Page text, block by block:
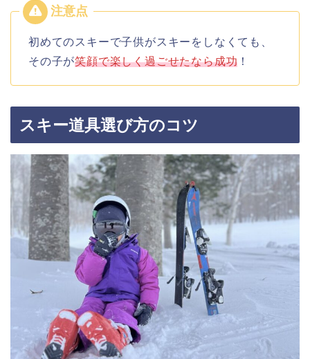
初めてのスキーで子供がスキーをしなくても、
その子が笑顔で楽しく過ごせたなら成功 ！
スキー道具選び方のコツ